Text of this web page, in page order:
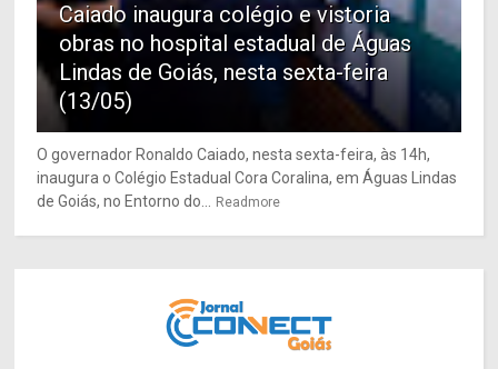
Caiado inaugura colégio e vistoria
obras no hospital estadual de Águas
Lindas de Goiás, nesta sexta-feira
(13/05)
O governador Ronaldo Caiado, nesta sexta-feira, às 14h,
inaugura o Colégio Estadual Cora Coralina, em Águas Lindas
de Goiás, no Entorno do... Readmore